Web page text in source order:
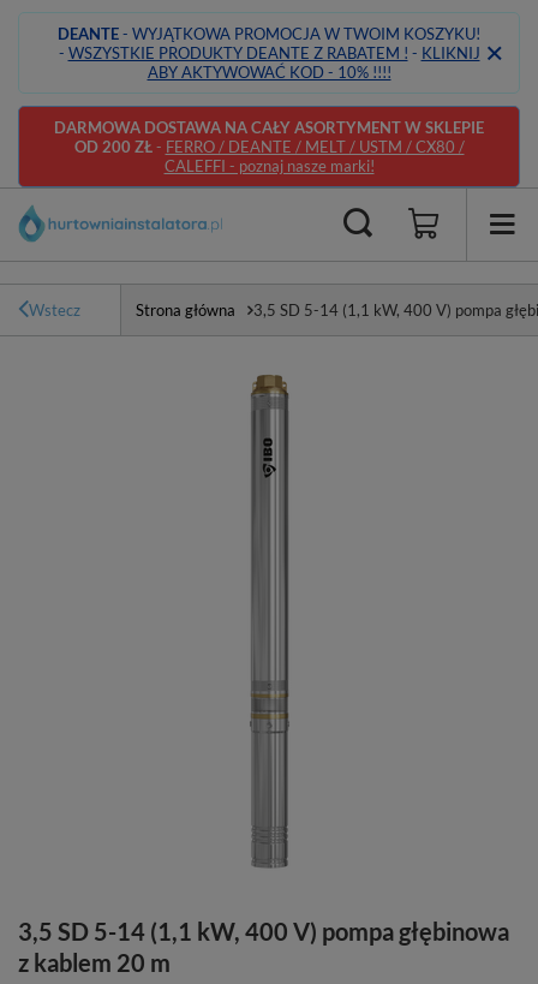
DEANTE- WYJĄTKOWA PROMOCJA W TWOIM KOSZYKU!
- WSZYSTKIE PRODUKTY DEANTE Z RABATEM ! - KLIKNIJ
ABY AKTYWOWAĆ KOD - 10% !!!!
DARMOWA DOSTAWA NA CAŁY ASORTYMENT W SKLEPIE
OD 200 ZŁ- FERRO / DEANTE / MELT / USTM / CX80 /
CALEFFI - poznaj nasze marki!
Wstecz Strona główna 3,5 SD 5-14 (1,1 kW, 400 V) pompa
3,5 SD 5-14 (1,1 kW, 400 V) pompa głębinowa
z kablem 20 m